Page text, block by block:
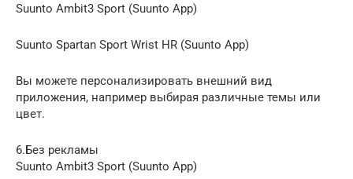
Suunto Ambit3 Sport (Suunto App)
Suunto Spartan Sport Wrist HR (Suunto App)
Вы можете персонализировать внешний вид
приложения, например выбирая различные темы или
цвет.
6.Без рекламы
Suunto Ambit3 Sport (Suunto App)